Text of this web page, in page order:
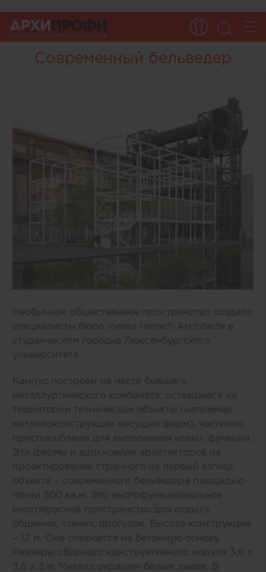
Современный бельведер
Необычное общественное пространство создали
специалисты бюро Inessa Hansch Architecte в
студенческом городке Люксембургского
университета.
Кампус построен на месте бывшего
металлургического комбината; оставшиеся на
территории технические объекты (например,
металлоконструкции несущих ферм), частично
приспособлены для выполнения новых функций.
Эти фермы и вдохновили архитекторов на
проектирование странного на первый взгляд
объекта – современного бельведера площадью
почти 500 кв.м. Это многофункциональное
многоярусное пространство для отдыха,
общения, чтения, прогулок. Высота конструкции
– 12 м. Она опирается на бетонную основу.
Размеры сборного конструктивного модуля 3,6 х
3,6 х 3 м. Металл окрашен белым лаком. В